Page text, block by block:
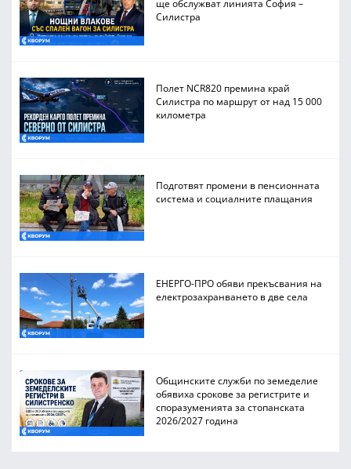
ще обслужват линията София –
Силистра
Полет NCR820 премина край
Силистра по маршрут от над 15 000
километра
Подготвят промени в пенсионната
система и социалните плащания
ЕНЕРГО-ПРО обяви прекъсвания на
електрозахранването в две села
Общинските служби по земеделие
обявиха срокове за регистрите и
споразуменията за стопанската
2026/2027 година